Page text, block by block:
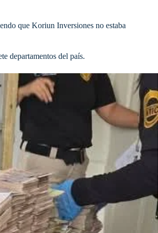
que Koriun Inversiones no estaba
departamentos del país.​